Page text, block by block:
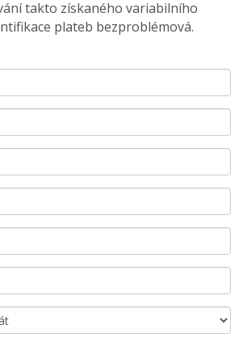
takto získaného variabilního
plateb bezproblémová.